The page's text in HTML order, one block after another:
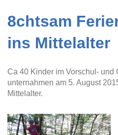
8chtsam
ins Mittelalter
Ca 40 Kinder im Vorschul- und
unternahmen am 5. August
Mittelalter.